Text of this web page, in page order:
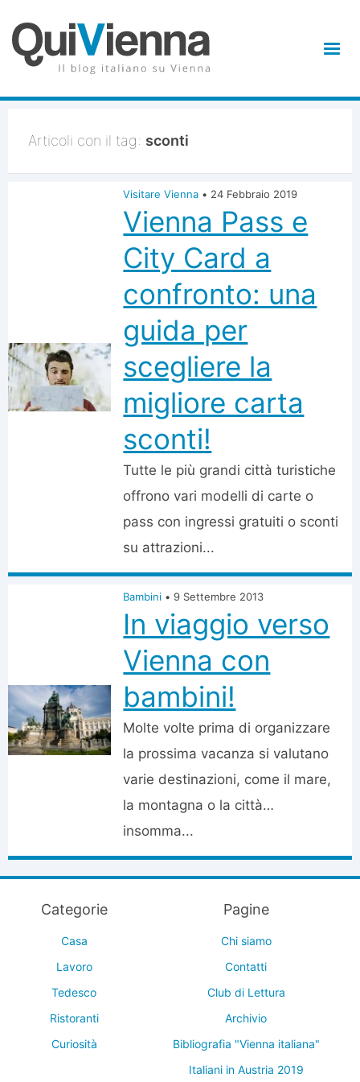
Articoli con il tag: sconti
Visitare Vienna • 24 Febbraio 2019
Vienna Pass e
City Card a
confronto: una
guida per
scegliere la
migliore carta
sconti!
Tutte le più grandi città turistiche
offrono vari modelli di carte o
pass con ingressi gratuiti o sconti
su attrazioni...
Bambini • 9 Settembre 2013
In viaggio verso
Vienna con
bambini!
Molte volte prima di organizzare
la prossima vacanza si valutano
varie destinazioni, come il mare,
la montagna o la città…
insomma...
Categorie
Casa
Lavoro
Tedesco
Ristoranti
Curiosità
Pagine
Chi siamo
Contatti
Club di Lettura
Archivio
Bibliografia "Vienna italiana"
Italiani in Austria 2019